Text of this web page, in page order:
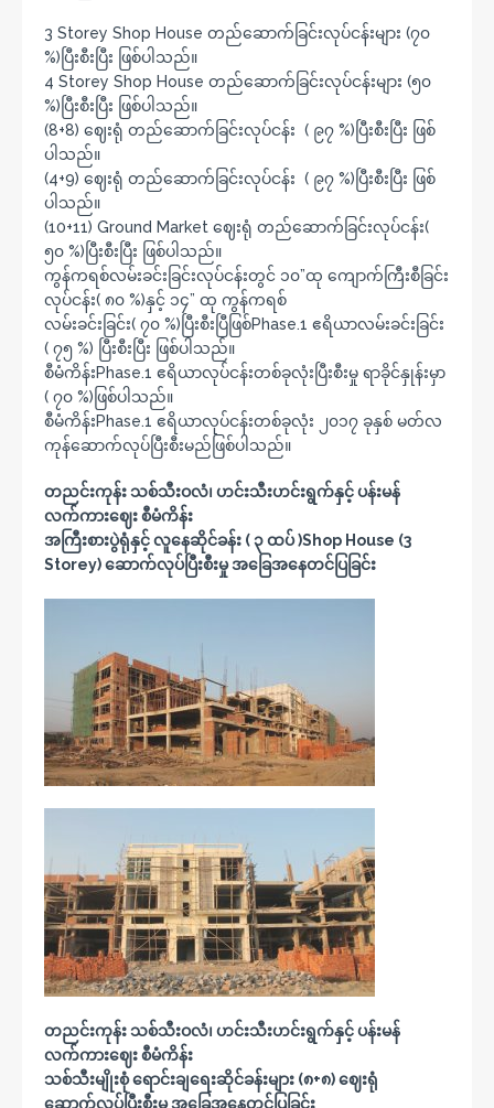
3 Storey Shop House တည်ဆောက်ခြင်းလုပ်ငန်းများ (၇၀
%)ပြီးစီးပြီး ဖြစ်ပါသည်။
4 Storey Shop House တည်ဆောက်ခြင်းလုပ်ငန်းများ (၅၀
%)ပြီးစီးပြီး ဖြစ်ပါသည်။
(8+8) ဈေးရုံ တည်ဆောက်ခြင်းလုပ်ငန်း ( ၉၇ %)ပြီးစီးပြီး ဖြစ်
ပါသည်။
(4+9) ဈေးရုံ တည်ဆောက်ခြင်းလုပ်ငန်း ( ၉၇ %)ပြီးစီးပြီး ဖြစ်
ပါသည်။
(10+11) Ground Market ဈေးရုံ တည်ဆောက်ခြင်းလုပ်ငန်း(
၅၀ %)ပြီးစီးပြီး ဖြစ်ပါသည်။
ကွန်ကရစ်လမ်းခင်းခြင်းလုပ်ငန်းတွင် ၁၀”ထု ကျောက်ကြီးစီခြင်း
လုပ်ငန်း( ၈၀ %)နှင့် ၁၄” ထု ကွန်ကရစ်
လမ်းခင်းခြင်း( ၇၀ %)ပြီးစီးပြီဖြစ်Phase.1 ဧရိယာလမ်းခင်းခြင်း
( ၇၅ %) ပြီးစီးပြီး ဖြစ်ပါသည်။
စီမံကိန်းPhase.1 ဧရိယာလုပ်ငန်းတစ်ခုလုံးပြီးစီးမှု ရာခိုင်နှုန်းမှာ
( ၇၀ %)ဖြစ်ပါသည်။
စီမံကိန်းPhase.1 ဧရိယာလုပ်ငန်းတစ်ခုလုံး ၂၀၁၇ ခုနှစ် မတ်လ
ကုန်ဆောက်လုပ်ပြီးစီးမည်ဖြစ်ပါသည်။
တညင်းကုန်း သစ်သီးဝလံ၊ ဟင်းသီးဟင်းရွက်နှင့် ပန်းမန်
လက်ကားဈေး စီမံကိန်း
အကြီးစားပွဲရုံနှင့် လူနေဆိုင်ခန်း ( ၃ ထပ် )Shop House (3
Storey) ဆောက်လုပ်ပြီးစီးမှု အခြေအနေတင်ပြခြင်း
တညင်းကုန်း သစ်သီးဝလံ၊ ဟင်းသီးဟင်းရွက်နှင့် ပန်းမန်
လက်ကားဈေး စီမံကိန်း
သစ်သီးမျိုးစုံ ရောင်းချရေးဆိုင်ခန်းများ (၈+၈) ဈေးရုံ
ဆောက်လုပ်ပြီးစီးမှု အခြေအနေတင်ပြခြင်း